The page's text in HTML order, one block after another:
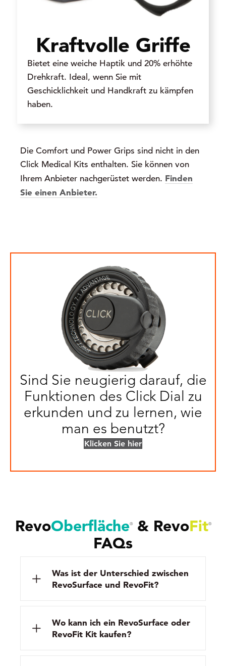
Kraftvolle Griffe
Bietet eine weiche Haptik und 20% erhöhte
Drehkraft. Ideal, wenn Sie mit
Geschicklichkeit und Handkraft zu kämpfen
haben.
Die Comfort und Power Grips sind nicht in den
Click Medical Kits enthalten. Sie können von
Ihrem Anbieter nachgerüstet werden. Finden
Sie einen Anbieter.
Sind Sie neugierig darauf, die
Funktionen des Click Dial zu
erkunden und zu lernen, wie
man es benutzt?
Klicken Sie hier
RevoOberfläche®& RevoFit®
FAQs
Was ist der Unterschied zwischen
RevoSurface und RevoFit?
Wo kann ich ein RevoSurface oder
RevoFit Kit kaufen?